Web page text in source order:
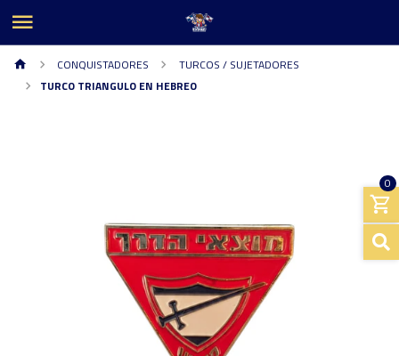
0
CONQUISTADORES
TURCOS / SUJETADORES
TURCO TRIANGULO EN HEBREO